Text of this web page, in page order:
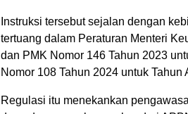
Instruksi tersebut sejalan dengan
tertuang dalam Peraturan Menteri
dan PMK Nomor 146 Tahun 2023
Nomor 108 Tahun 2024 untuk Tahun
Regulasi itu menekankan